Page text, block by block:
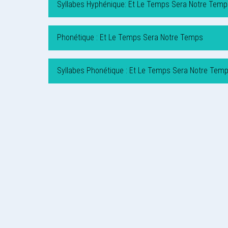
Syllabes Hyphénique: Et Le Temps Sera Notre
Phonétique : Et Le Temps Sera Notre Temps
Syllabes Phonétique : Et Le Temps Sera Notre